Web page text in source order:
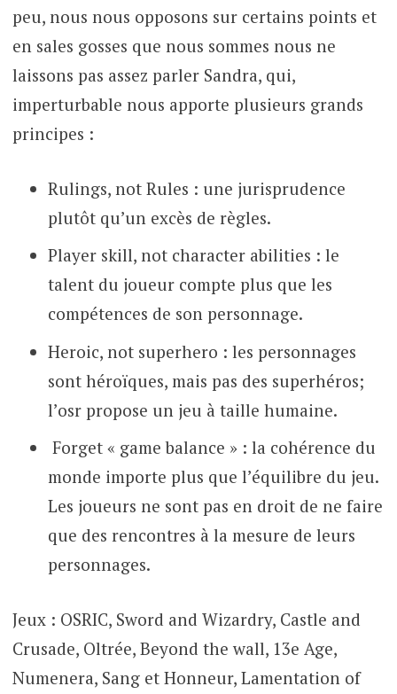
peu, nous nous opposons sur certains points et
en sales gosses que nous sommes nous ne
laissons pas assez parler Sandra, qui,
imperturbable nous apporte plusieurs grands
principes :
Rulings, not Rules : une jurisprudence
plutôt qu’un excès de règles.
Player skill, not character abilities : le
talent du joueur compte plus que les
compétences de son personnage.
Heroic, not superhero : les personnages
sont héroïques, mais pas des superhéros;
l’osr propose un jeu à taille humaine.
Forget « game balance » : la cohérence du
monde importe plus que l’équilibre du jeu.
Les joueurs ne sont pas en droit de ne faire
que des rencontres à la mesure de leurs
personnages.
Jeux : OSRIC, Sword and Wizardry, Castle and
Crusade, Oltrée, Beyond the wall, 13e Age,
Numenera, Sang et Honneur, Lamentation of